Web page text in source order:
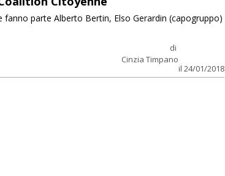
di
Cinzia Timpano
il 24/01/2018
parte Alberto Bertin, Elso Gerardin (capogruppo)